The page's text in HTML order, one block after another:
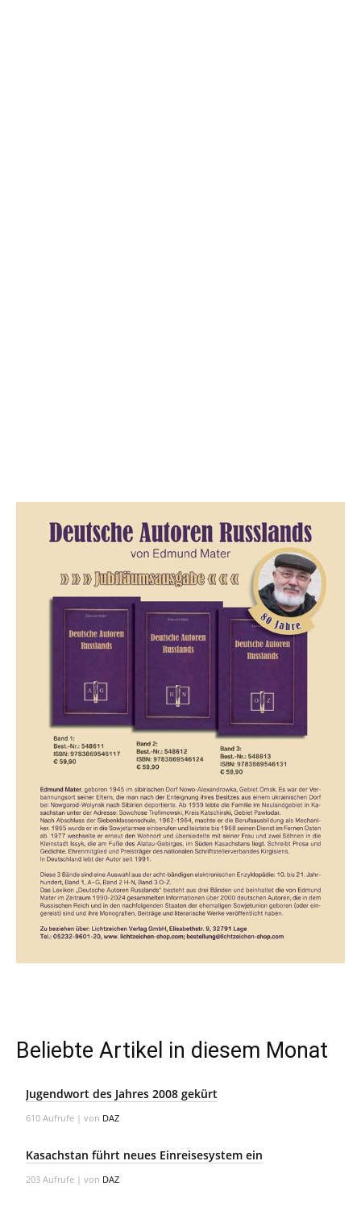
Beliebte Artikel in diesem Monat
Jugendwort des Jahres 2008 gekürt
610 Aufrufe | von DAZ
Kasachstan führt neues Einreisesystem ein
203 Aufrufe | von DAZ